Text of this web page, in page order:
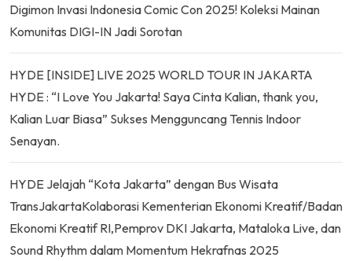
Digimon Invasi Indonesia Comic Con 2025! Koleksi Mainan
Komunitas DIGI-IN Jadi Sorotan
HYDE [INSIDE] LIVE 2025 WORLD TOUR IN JAKARTA
HYDE : “I Love You Jakarta! Saya Cinta Kalian, thank you,
Kalian Luar Biasa” Sukses Mengguncang Tennis Indoor
Senayan.
HYDE Jelajah “Kota Jakarta” dengan Bus Wisata
TransJakartaKolaborasi Kementerian Ekonomi Kreatif/Badan
Ekonomi Kreatif RI,Pemprov DKI Jakarta, Mataloka Live, dan
Sound Rhythm dalam Momentum Hekrafnas 2025